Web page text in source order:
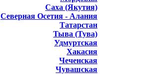
Саха (Якутия)
Северная Осетия - Алания
Татарстан
Тыва (Тува)
Удмуртская
Хакасия
Чеченская
Чувашская